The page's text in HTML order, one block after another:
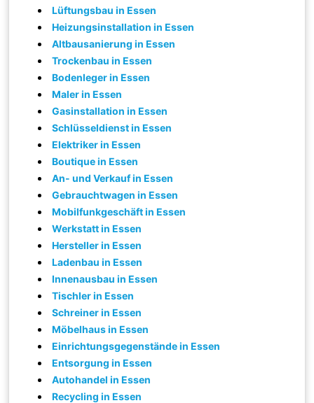
Lüftungsbau in Essen
Heizungsinstallation in Essen
Altbausanierung in Essen
Trockenbau in Essen
Bodenleger in Essen
Maler in Essen
Gasinstallation in Essen
Schlüsseldienst in Essen
Elektriker in Essen
Boutique in Essen
An- und Verkauf in Essen
Gebrauchtwagen in Essen
Mobilfunkgeschäft in Essen
Werkstatt in Essen
Hersteller in Essen
Ladenbau in Essen
Innenausbau in Essen
Tischler in Essen
Schreiner in Essen
Möbelhaus in Essen
Einrichtungsgegenstände in Essen
Entsorgung in Essen
Autohandel in Essen
Recycling in Essen